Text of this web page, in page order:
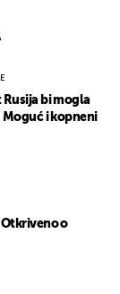
Rusija bi mogla
Moguć i kopneni
o